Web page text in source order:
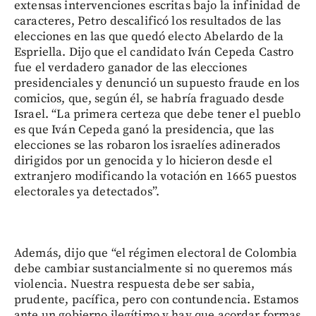
extensas intervenciones escritas bajo la infinidad de
caracteres, Petro descalificó los resultados de las
elecciones en las que quedó electo Abelardo de la
Espriella. Dijo que el candidato Iván Cepeda Castro
fue el verdadero ganador de las elecciones
presidenciales y denunció un supuesto fraude en los
comicios, que, según él, se habría fraguado desde
Israel. “La primera certeza que debe tener el pueblo
es que Iván Cepeda ganó la presidencia, que las
elecciones se las robaron los israelíes adinerados
dirigidos por un genocida y lo hicieron desde el
extranjero modificando la votación en 1665 puestos
electorales ya detectados”.
Además, dijo que “el régimen electoral de Colombia
debe cambiar sustancialmente si no queremos más
violencia. Nuestra respuesta debe ser sabia,
prudente, pacífica, pero con contundencia. Estamos